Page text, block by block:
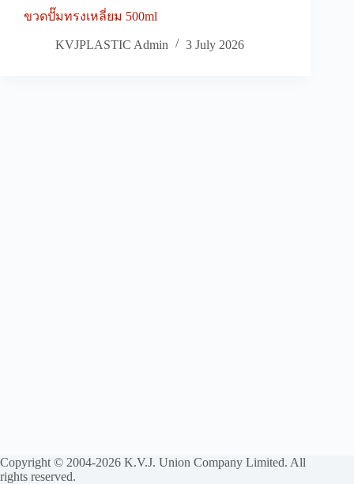
ขวดปั๊มทรงเหลี่ยม 500ml
KVJPLASTIC Admin 3 July 2026
Copyright © 2004-2026 K.V.J. Union Company Limited. All
rights reserved.